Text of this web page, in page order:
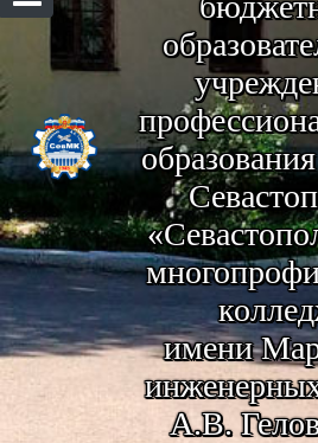
имени
А.В.